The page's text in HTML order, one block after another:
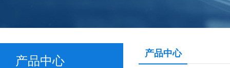
产品中心
产品中心